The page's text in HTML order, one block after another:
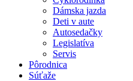
Dámska jazda
Deti v aute
Autosedačky
Legislatíva
Servis
Pôrodnica
Súťaže